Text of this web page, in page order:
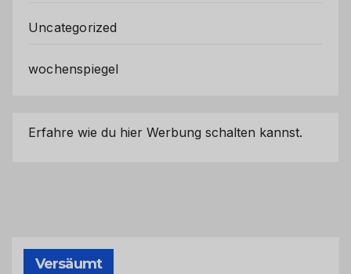
Uncategorized
wochenspiegel
Erfahre wie du hier Werbung schalten kannst.
Versäumt